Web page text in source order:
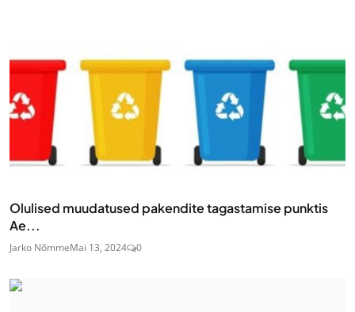
Olulised muudatused pakendite tagastamise punktis
Ae...
Jarko NõmmeMai 13, 2024 0